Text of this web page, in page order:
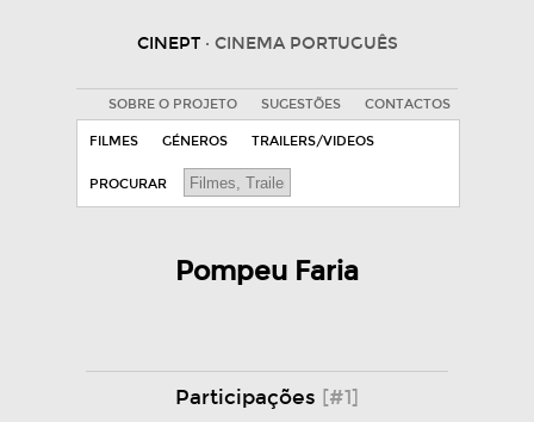
CINEPT · CINEMA PORTUGUÊS
SOBRE O PROJETO SUGESTÕES CONTACTOS
FILMES GÉNEROS TRAILERS/VIDEOS
PROCURAR
Pompeu Faria
Participações [#1]